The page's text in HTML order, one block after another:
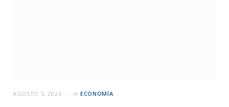
AGOSTO 5, 2026 in ECONOMÍA